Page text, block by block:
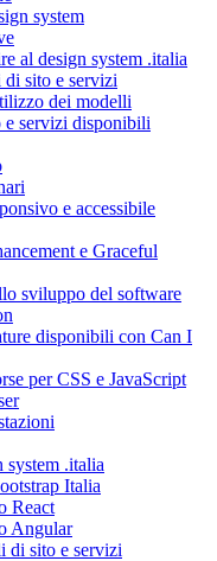
system
al design system .italia
sito e servizi
dei modelli
servizi disponibili
e accessibile
e Graceful
sviluppo del software
disponibili con Can I
per CSS e JavaScript
system .italia
Italia
React
Angular
di sito e servizi